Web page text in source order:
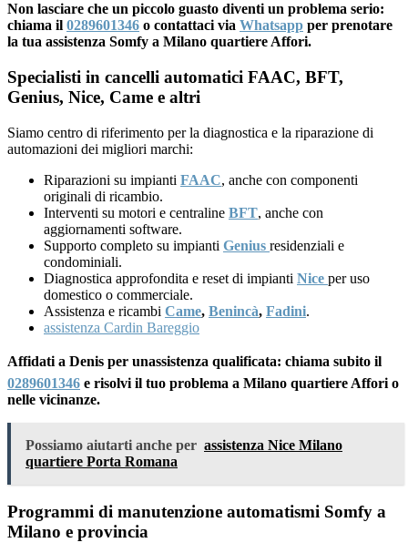
Non lasciare che un piccolo guasto diventi un problema serio:
chiama il 0289601346 o contattaci via Whatsapp per prenotare
la tua assistenza Somfy a Milano quartiere Affori.
Specialisti in cancelli automatici FAAC, BFT,
Genius, Nice, Came e altri
Siamo centro di riferimento per la diagnostica e la riparazione di
automazioni dei migliori marchi:
Riparazioni su impianti FAAC, anche con componenti
originali di ricambio.
Interventi su motori e centraline BFT, anche con
aggiornamenti software.
Supporto completo su impianti Genius residenziali e
condominiali.
Diagnostica approfondita e reset di impianti Nice per uso
domestico o commerciale.
Assistenza e ricambi Came, Benincà, Fadini.
assistenza Cardin Bareggio
Affidati a Denis per unassistenza qualificata: chiama subito il
0289601346 e risolvi il tuo problema a Milano quartiere Affori o
nelle vicinanze.
Possiamo aiutarti anche per assistenza Nice Milano
quartiere Porta Romana
Programmi di manutenzione automatismi Somfy a
Milano e provincia